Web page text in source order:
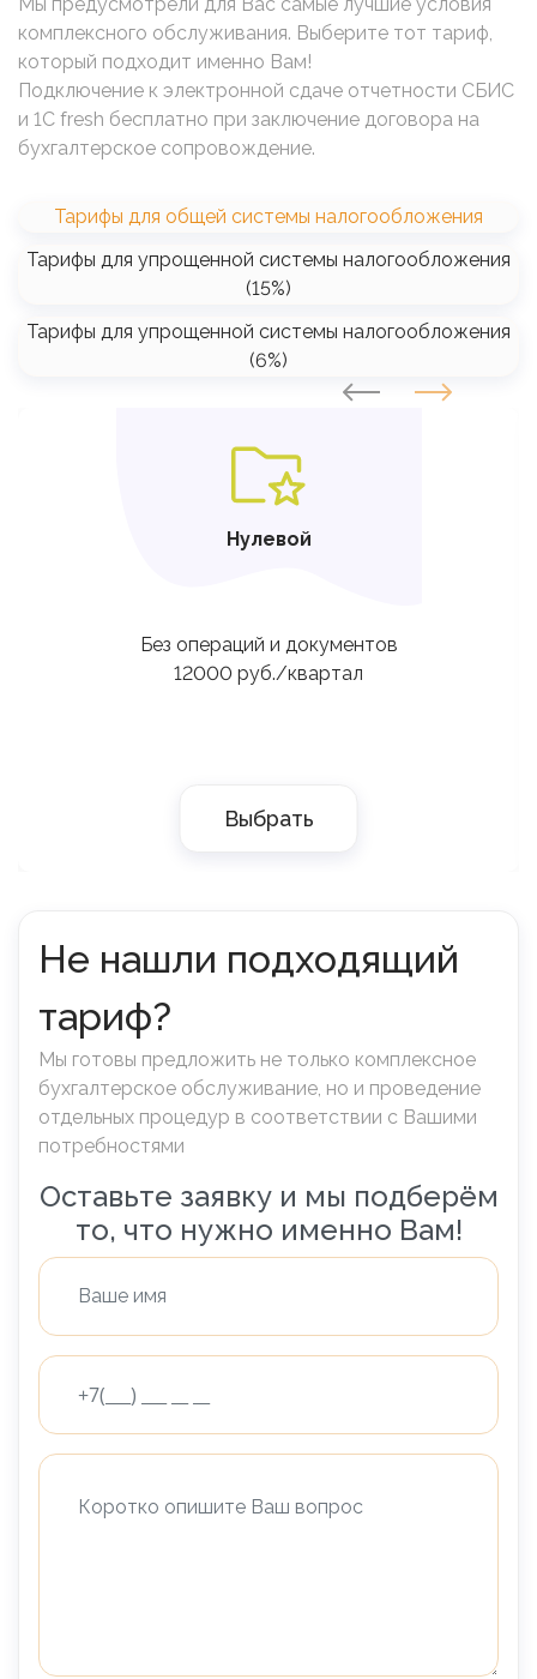
комплексного обслуживания. Выберите тот тариф,
который подходит именно Вам!
Подключение к электронной сдаче отчетности СБИС
и 1C fresh бесплатно при заключение договора на
бухгалтерское сопровождение.
Тарифы для общей системы налогообложения
Тарифы для упрощенной системы налогообложения
(15%)
Тарифы для упрощенной системы налогообложения
(6%)
Нулевой
Без операций и документов
12000 руб./квартал
Выбрать
Не нашли подходящий
тариф?
Мы готовы предложить не только комплексное
бухгалтерское обслуживание, но и проведение
отдельных процедур в соответствии с Вашими
потребностями
Оставьте заявку и мы подберём
то, что нужно именно Вам!